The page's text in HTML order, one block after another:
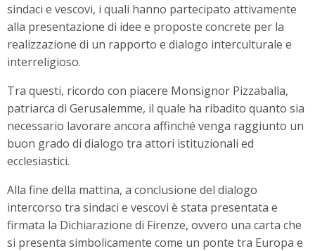
sindaci e vescovi, i quali hanno partecipato attivamente
alla presentazione di idee e proposte concrete per la
realizzazione di un rapporto e dialogo interculturale e
interreligioso.
Tra questi, ricordo con piacere Monsignor Pizzaballa,
patriarca di Gerusalemme, il quale ha ribadito quanto sia
necessario lavorare ancora affinché venga raggiunto un
buon grado di dialogo tra attori istituzionali ed
ecclesiastici.
Alla fine della mattina, a conclusione del dialogo
intercorso tra sindaci e vescovi è stata presentata e
firmata la Dichiarazione di Firenze, ovvero una carta che
si presenta simbolicamente come un ponte tra Europa e